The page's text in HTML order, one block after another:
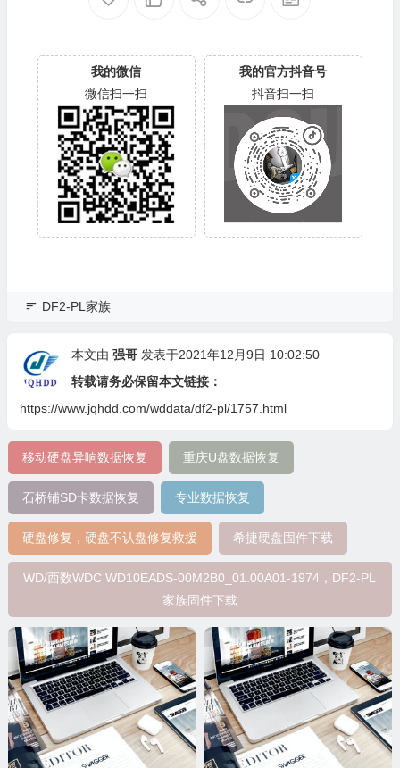
700
我的微信
微信扫一扫
我的官方抖音号
抖音扫一扫
DF2-PL家族
本文由 强哥 发表于2021年12月9日 10:02:50
转载请务必保留本文链接：
https://www.jqhdd.com/wddata/df2-pl/1757.html
移动硬盘异响数据恢复 重庆U盘数据恢复
石桥铺SD卡数据恢复 专业数据恢复
硬盘修复，硬盘不认盘修复救援 希捷硬盘固件下载
WD/西数WDC WD10EADS-00M2B0_01.00A01-1974，DF2-PL
家族固件下载